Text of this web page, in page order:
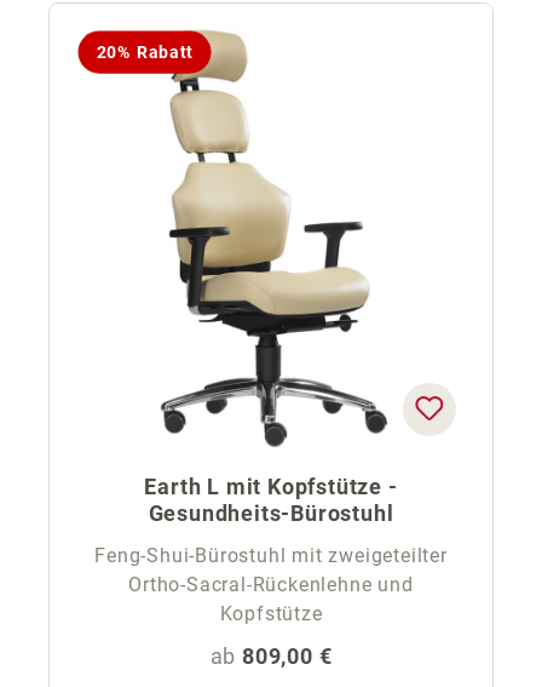
20% Rabatt
Earth L mit Kopfstütze -
Gesundheits-Bürostuhl
Feng-Shui-Bürostuhl mit zweigeteilter
Ortho-Sacral-Rückenlehne und
Kopfstütze
Regulärer Preis:
ab 809,00 €